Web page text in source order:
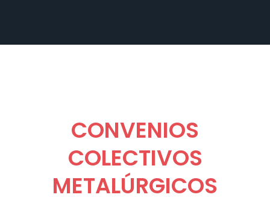
CONVENIOS
COLECTIVOS
METALÚRGICOS